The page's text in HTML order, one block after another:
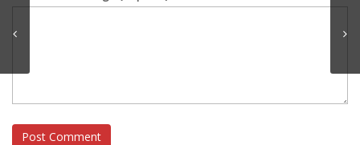
Post Comment